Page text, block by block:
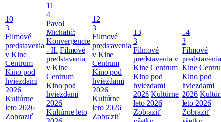
10
3
Filmové
predstavenia
v Kine
Centrum
Kino pod
hviezdami
2026
Kultúrne
leto 2026
Zobraziť
11
4
Pavol
Michalič:
Konvergencie
- II. Filmové
predstavenia
v Kine
Centrum
Kino pod
hviezdami
2026
Kultúrne leto
12
3
Filmové
predstavenia
v Kine
Centrum
Kino pod
hviezdami
2026
Kultúrne
leto 2026
Zobraziť
13
3
Filmové
predstavenia v
Kine Centrum
Kino pod
hviezdami
2026 Kultúrne
leto 2026
Zobraziť
14
3
Filmové
Kine
Kino pod
hviezdami
2026
leto 2026
Zobraziť